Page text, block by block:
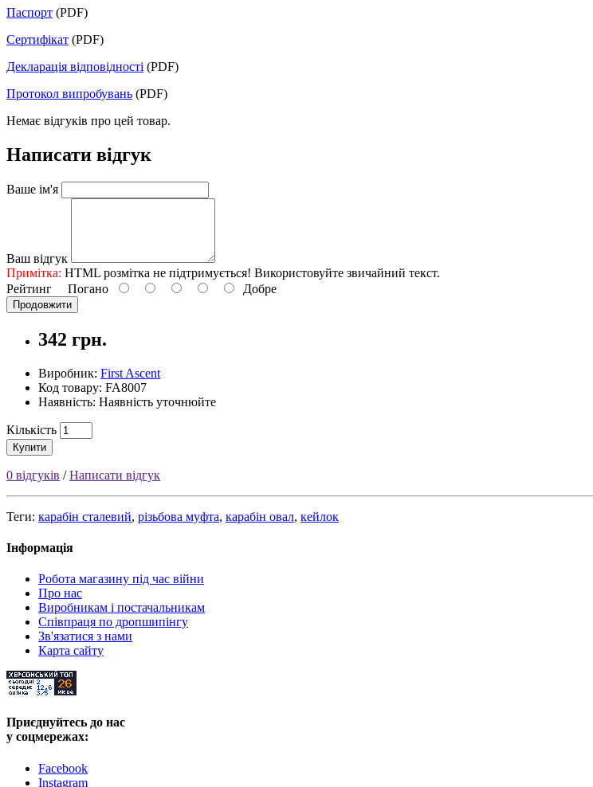
Паспорт (PDF)
Сертифікат (PDF)
Декларація відповідності (PDF)
Протокол випробувань (PDF)
Немає відгуків про цей товар.
Написати відгук
Ваше ім'я
Ваш відгук
Примітка: HTML розмітка не підтримується! Використовуйте звичайний текст.
Рейтинг Погано Добре
Продовжити
342 грн.
Виробник: First Ascent
Код товару: FA8007
Наявність: Наявність уточнюйте
Кількість
Купити
0 відгуків /Написати відгук
Теги: карабін сталевий, різьбова муфта, карабін овал, кейлок
Інформація
Робота магазину під час війни
Про нас
Виробникам і постачальникам
Співпраця по дропшипінгу
Зв'язатися з нами
Карта сайту
Приєднуйтесь до нас
у соцмережах:
Facebook
Instagram